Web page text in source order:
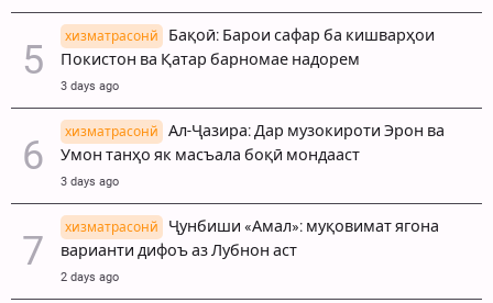
хизматрасонй
Бақоӣ: Барои сафар ба кишварҳои
Покистон ва Қатар барномае надорем
3 days ago
хизматрасонй
Ал-Ҷазира: Дар музокироти Эрон ва
Умон танҳо як масъала боқӣ мондааст
3 days ago
хизматрасонй
Ҷунбиши «Амал»: муқовимат ягона
варианти дифоъ аз Лубнон аст
2 days ago